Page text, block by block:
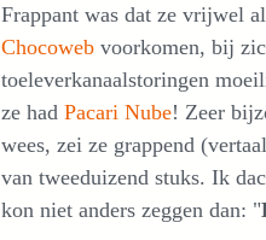
Frappant was dat ze vrijwel
Chocoweb voorkomen, bij
toeleverkanaalstoringen
ze had Pacari Nube! Zeer
wees, zei ze grappend
van tweeduizend stuks. Ik
kon niet anders zeggen dan: "